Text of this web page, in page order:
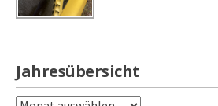
Jahresübersicht